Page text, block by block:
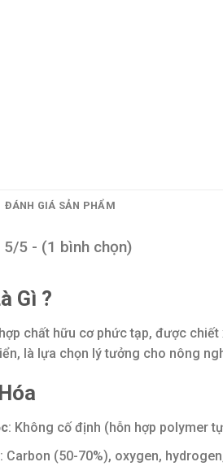
ĐÁNH GIÁ SẢN PHẨM
5/5 - (1 bình chọn)
Gì ?
chất hữu cơ phức tạp, được
là lựa chọn lý tưởng cho nông
: Không cố định (hỗn hợp polymer
: Carbon (50-70%), oxygen,